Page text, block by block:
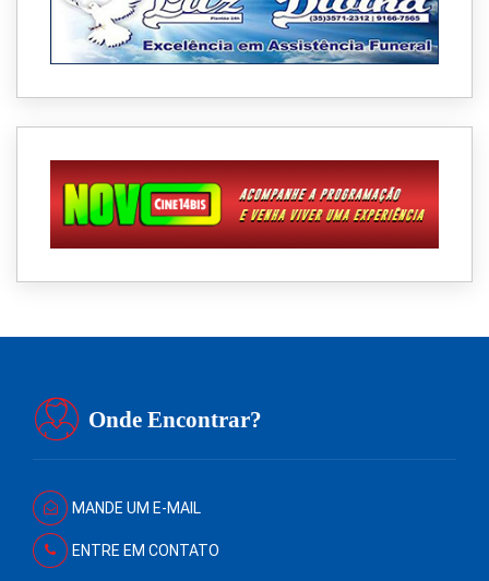
Onde Encontrar?
MANDE UM E-MAIL
ENTRE EM CONTATO